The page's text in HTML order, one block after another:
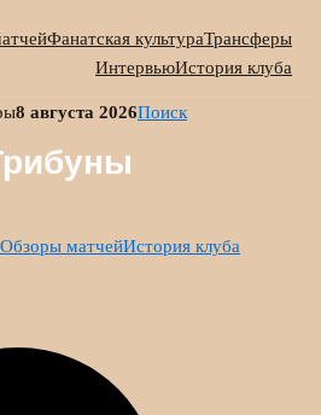
Фанатская культураТрансферы
ИнтервьюИстория клуба
8 августа 2026Поиск
Обзоры матчейИстория клуба